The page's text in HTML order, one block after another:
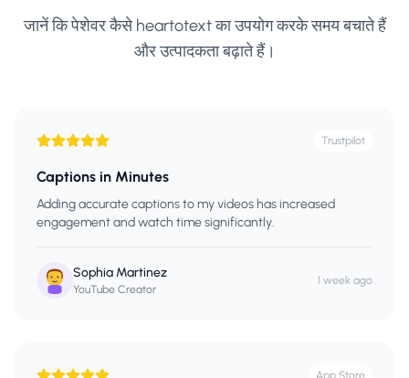
जानें कि पेशेवर कैसे heartotext का उपयोग करके समय बचाते हैं
और उत्पादकता बढ़ाते हैं।
Trustpilot
Captions in Minutes
Adding accurate captions to my videos has increased
engagement and watch time significantly.
Sophia Martinez
YouTube Creator
1 week ago